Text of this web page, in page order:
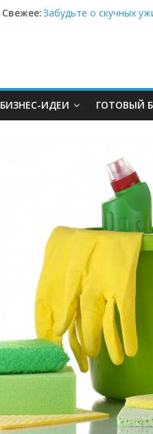
Свежее:Секрет
БИЗНЕС-ИДЕИ ГОТОВЫЙ